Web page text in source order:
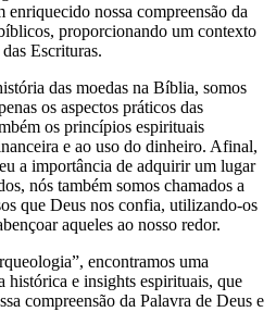
enriquecido nossa compreensão da
proporcionando um contexto
Escrituras.
das moedas na Bíblia, somos
os aspectos práticos das
os princípios espirituais
e ao uso do dinheiro. Afinal,
a importância de adquirir um lugar
nós também somos chamados a
que Deus nos confia, utilizando-os
aqueles ao nosso redor.
encontramos uma
histórica e insights espirituais, que
compreensão da Palavra de Deus e